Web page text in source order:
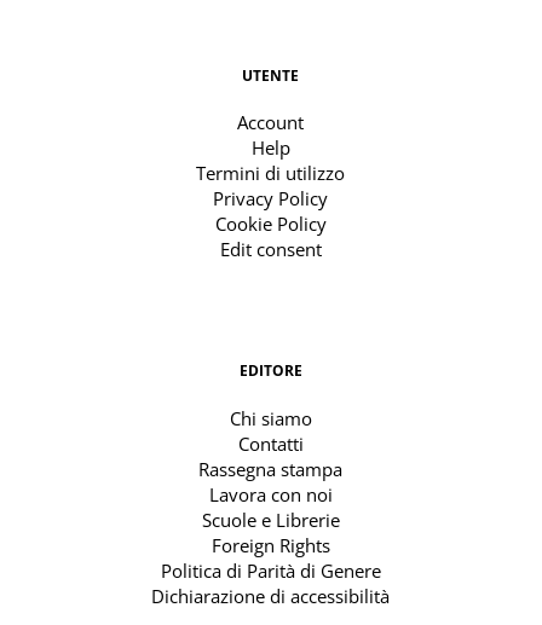
UTENTE
Account
Help
Termini di utilizzo
Privacy Policy
Cookie Policy
Edit consent
EDITORE
Chi siamo
Contatti
Rassegna stampa
Lavora con noi
Scuole e Librerie
Foreign Rights
Politica di Parità di Genere
Dichiarazione di accessibilità